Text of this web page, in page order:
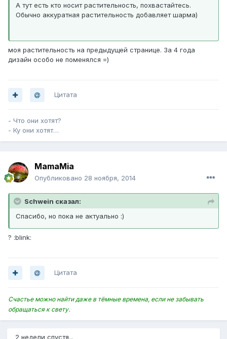
А тут есть кто носит растительность, похвастайтесь.
Обычно аккуратная растительность добавляет шарма)
моя растительность на предыдущей странице. За 4 года
дизайн особо не поменялся =)
Цитата
- Что они хотят?
- Ку они хотят…
MamaMia
Опубликовано 28 ноября, 2014
Schwein сказал:
Спасибо, но пока не актуально :)
? :blink:
Цитата
Счастье можно найти даже в тёмные времена, если не забывать
обращаться к свету.
2 недели спустя...